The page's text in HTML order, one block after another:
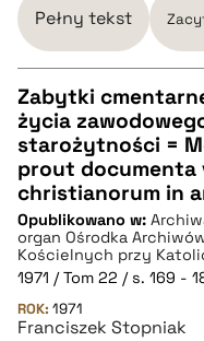
pobierz cytat
Pełny tekst
CZYSTY TEKST
pobierz cytat
BIBTEX
pobierz cytat
Zabytki
życia
starożytności =
prout documenta
christianorum in
Opublikowano w:
organ Ośrodka
Kościelnych przy
1971 / Tom 22 / s. 169 -
ROK: 1971
Franciszek Stopniak